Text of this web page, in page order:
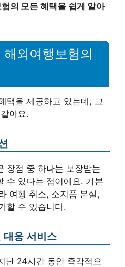
의 모든 혜택을 쉽게 알아
외여행보험의
택을 제공하고 있는데, 그
아요.
장점 중 하나는 보장받는
수 있다는 점이에요. 기본
여행 취소, 소지품 분실,
할 수 있습니다.
응 서비스
난 24시간 동안 즉각적으